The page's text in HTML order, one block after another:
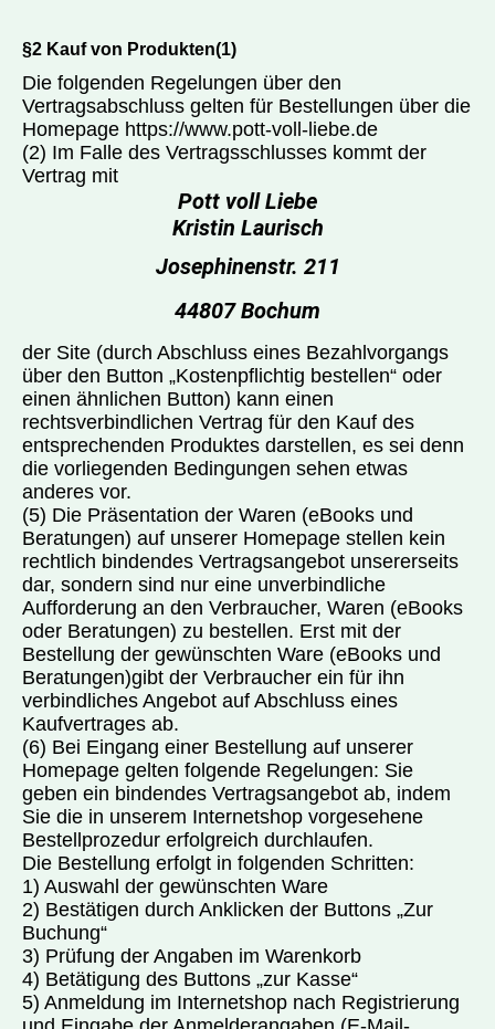
§2 Kauf von Produkten(1)
Die folgenden Regelungen über den
Vertragsabschluss gelten für Bestellungen über die
Homepage https://www.pott-voll-liebe.de
(2) Im Falle des Vertragsschlusses kommt der
Vertrag mit
Pott voll Liebe
Kristin Laurisch
Josephinenstr. 211
44807 Bochum
der Site (durch Abschluss eines Bezahlvorgangs
über den Button „Kostenpflichtig bestellen“ oder
einen ähnlichen Button) kann einen
rechtsverbindlichen Vertrag für den Kauf des
entsprechenden Produktes darstellen, es sei denn
die vorliegenden Bedingungen sehen etwas
anderes vor.
(5) Die Präsentation der Waren (eBooks und
Beratungen) auf unserer Homepage stellen kein
rechtlich bindendes Vertragsangebot unsererseits
dar, sondern sind nur eine unverbindliche
Aufforderung an den Verbraucher, Waren (eBooks
oder Beratungen) zu bestellen. Erst mit der
Bestellung der gewünschten Ware (eBooks und
Beratungen)gibt der Verbraucher ein für ihn
verbindliches Angebot auf Abschluss eines
Kaufvertrages ab.
(6) Bei Eingang einer Bestellung auf unserer
Homepage gelten folgende Regelungen: Sie
geben ein bindendes Vertragsangebot ab, indem
Sie die in unserem Internetshop vorgesehene
Bestellprozedur erfolgreich durchlaufen.
Die Bestellung erfolgt in folgenden Schritten:
1) Auswahl der gewünschten Ware
2) Bestätigen durch Anklicken der Buttons „Zur
Buchung“
3) Prüfung der Angaben im Warenkorb
4) Betätigung des Buttons „zur Kasse“
5) Anmeldung im Internetshop nach Registrierung